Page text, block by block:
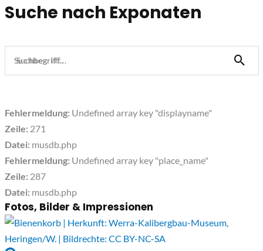
Suche nach Exponaten
Suchbegriff...
Fehlermeldung: Undefined array key "displayname"
Zeile: 271
Datei: musdb.php
Fehlermeldung: Undefined array key "place_name"
Zeile: 287
Datei: musdb.php
Fotos, Bilder & Impressionen